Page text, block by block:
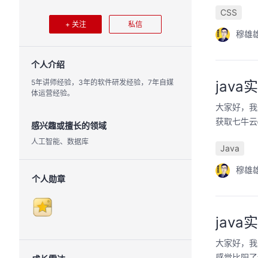
+ 关注 私信
个人介绍
5年讲师经验，3年的软件研发经验，7年自媒
体运营经验。
感兴趣或擅长的领域
人工智能、数据库
个人勋章
CSS
穆雄
java
大家好，
获取七牛
Java
穆雄
java
大家好，